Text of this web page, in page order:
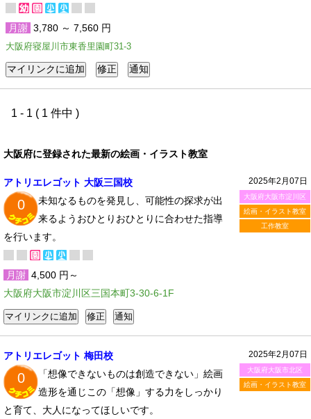
月謝 3,780 ～ 7,560 円
大阪府寝屋川市東香里園町31-3
1 - 1 ( 1 件中 )
大阪府に登録された最新の絵画・イラスト教室
2025年2月07日
大阪府大阪市淀川区
絵画・イラスト教室
工作教室
アトリエレゴット 大阪三国校
0
未知なるものを発見し、可能性の探求が出
来るようおひとりおひとりに合わせた指導
を行います。
月謝 4,500 円～
大阪府大阪市淀川区三国本町3-30-6-1F
2025年2月07日
大阪府大阪市北区
絵画・イラスト教室
アトリエレゴット 梅田校
0
「想像できないものは創造できない」絵画
造形を通じこの「想像」する力をしっかり
と育て、大人になってほしいです。